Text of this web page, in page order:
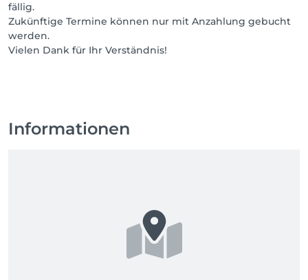
fällig.
Zukünftige Termine können nur mit Anzahlung gebucht
werden.
Vielen Dank für Ihr Verständnis!
Informationen